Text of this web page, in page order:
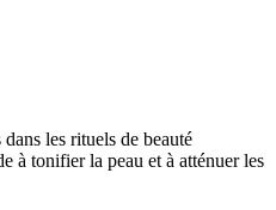
les rituels de beauté
à tonifier la peau et à atténuer les